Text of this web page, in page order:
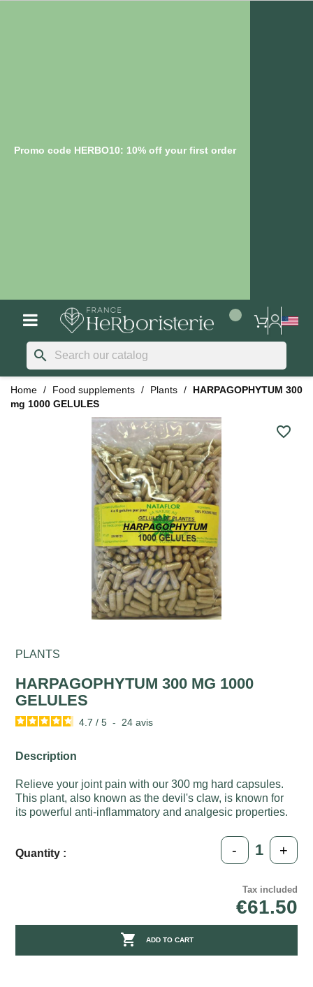
Promo code HERBO10: 10% off your first order
search
Home Food supplements Plants
HARPAGOPHYTUM 300
mg 1000 GELULES
favorite_border
PLANTS
HARPAGOPHYTUM 300 MG 1000
GELULES
4.7 / 5 - 24avis
Description
Relieve your joint pain with our 300 mg hard capsules.
This plant, also known as the devil's claw, is known for
its powerful anti-inflammatory and analgesic properties.
Quantity : - +
Tax included
€61.50
 ADD TO CART